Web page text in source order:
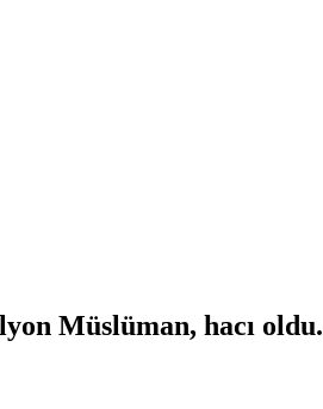
Müslüman, hacı oldu.